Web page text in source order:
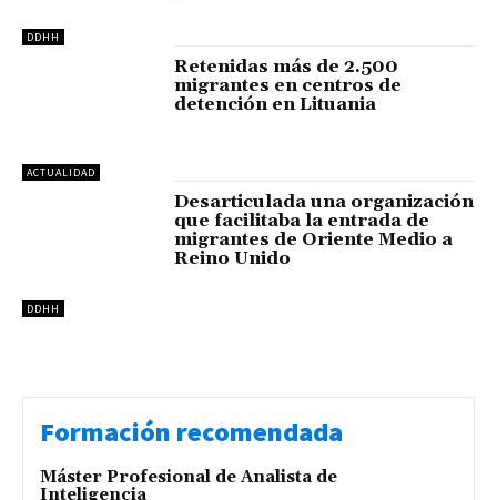
DDHH
ACTUALIDAD
Retenidas más de 2.500
migrantes en centros de
detención en Lituania
DDHH
Desarticulada una organización
que facilitaba la entrada de
migrantes de Oriente Medio a
Reino Unido
Formación recomendada
Máster Profesional de Analista de
Inteligencia